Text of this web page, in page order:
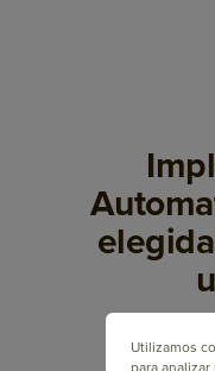
Utilizamos
para